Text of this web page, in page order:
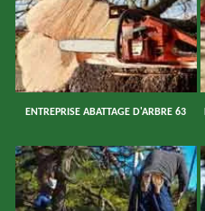
ENTREPRISE ABATTAGE D'ARBRE 63